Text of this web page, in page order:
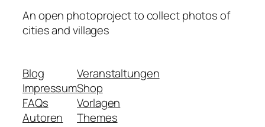
An open photoproject to collect photos of
cities and villages
Blog
Impressum
FAQs
Autoren
Veranstaltungen
Shop
Vorlagen
Themes